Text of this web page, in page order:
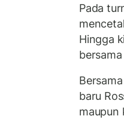
Pada
Hingga
baru
maupun